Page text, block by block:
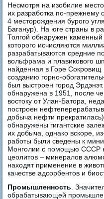
Несмотря на изобилие
их разработка по-прежнему
4 месторождения бурого
Баганур). На юге страны в
Толгой обнаружен каменный
которого исчисляются
разрабатываются средние
вольфрама и плавикового
найденная в Горе Сокровищ
созданию горно-
был выстроен город
обнаружена в 1951, после
востоку от Улан-Батора,
построен
добыча нефти
обнаружены гигантские
их добыча, однако вскоре,
работы были сведены к
Монголии с помощью СССР
цеолитов – минералов
находят применение в
качестве адсорбентов и
Промышленность .
обрабатывающей